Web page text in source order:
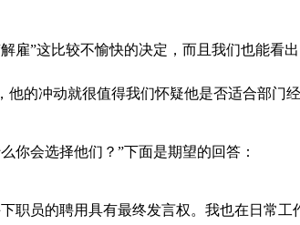
雇”这比较不愉快的决定，而且我们也能
的冲动就很值得我们怀疑他是否适合部门经
你会选择他们？”下面是期望的回答：
职员的聘用具有最终发言权。我也在日常